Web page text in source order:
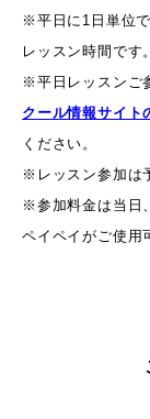
※平日に1日単位
レッスン時間です
※平日レッスンご
クール情報サイト
ください。
※レッスン参加は
※参加料金は当日
ペイペイがご使用